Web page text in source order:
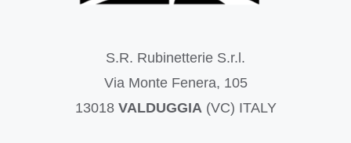
S.R. Rubinetterie S.r.l.
Via Monte Fenera, 105
13018 VALDUGGIA (VC) ITALY